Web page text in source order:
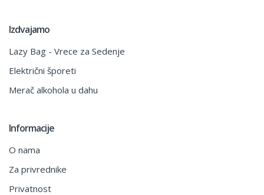
Izdvajamo
Lazy Bag - Vrece za Sedenje
Električni šporeti
Merač alkohola u dahu
Informacije
O nama
Za privrednike
Privatnost